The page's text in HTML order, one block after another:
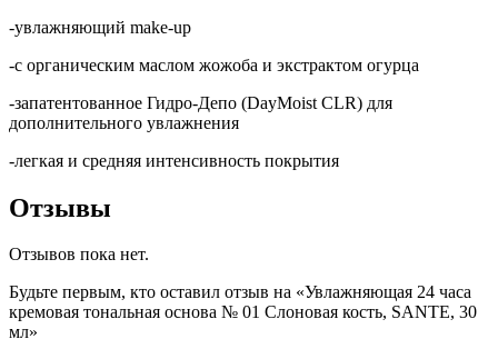
-увлажняющий make-up
-с органическим маслом жожоба и экстрактом огурца
-запатентованное Гидро-Депо (DayMoist CLR) для
дополнительного увлажнения
-легкая и средняя интенсивность покрытия
Отзывы
Отзывов пока нет.
Будьте первым, кто оставил отзыв на «Увлажняющая 24 часа
кремовая тональная основа № 01 Слоновая кость, SANTE, 30
мл»